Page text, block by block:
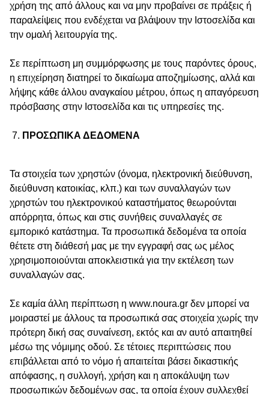
χρήση της από άλλους και να μην προβαίνει σε πράξεις ή
παραλείψεις που ενδέχεται να βλάψουν την Ιστοσελίδα και
την ομαλή λειτουργία της.
Σε περίπτωση μη συμμόρφωσης με τους παρόντες όρους,
η επιχείρηση διατηρεί το δικαίωμα αποζημίωσης, αλλά και
λήψης κάθε άλλου αναγκαίου μέτρου, όπως η απαγόρευση
πρόσβασης στην Ιστοσελίδα και τις υπηρεσίες της.
ΠΡΟΣΩΠΙΚΑ ΔΕΔΟΜΕΝΑ
Τα στοιχεία των χρηστών (όνομα, ηλεκτρονική διεύθυνση,
διεύθυνση κατοικίας, κλπ.) και των συναλλαγών των
χρηστών του ηλεκτρονικού καταστήματος θεωρούνται
απόρρητα, όπως και στις συνήθεις συναλλαγές σε
εμπορικό κατάστημα. Τα προσωπικά δεδομένα τα οποία
θέτετε στη διάθεσή μας με την εγγραφή σας ως μέλος
χρησιμοποιούνται αποκλειστικά για την εκτέλεση των
συναλλαγών σας.
Σε καμία άλλη περίπτωση η www.noura.gr δεν μπορεί να
μοιραστεί με άλλους τα προσωπικά σας στοιχεία χωρίς την
πρότερη δική σας συναίνεση, εκτός και αν αυτό απαιτηθεί
μέσω της νόμιμης οδού. Σε τέτοιες περιπτώσεις που
επιβάλλεται από το νόμο ή απαιτείται βάσει δικαστικής
απόφασης, η συλλογή, χρήση και η αποκάλυψη των
προσωπικών δεδομένων σας, τα οποία έχουν συλλεχθεί